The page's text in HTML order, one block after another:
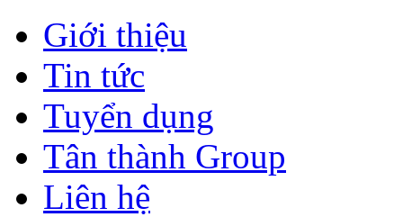
Giới thiệu
Tin tức
Tuyển dụng
Tân thành Group
Liên hệ